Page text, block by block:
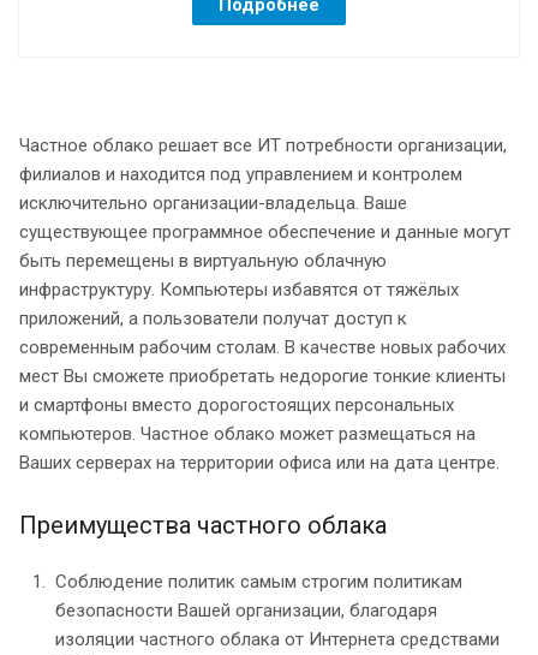
Подробнее
Частное облако решает все ИТ потребности организации,
филиалов и находится под управлением и контролем
исключительно организации-владельца. Ваше
существующее программное обеспечение и данные могут
быть перемещены в виртуальную облачную
инфраструктуру. Компьютеры избавятся от тяжёлых
приложений, а пользователи получат доступ к
современным рабочим столам. В качестве новых рабочих
мест Вы сможете приобретать недорогие тонкие клиенты
и смартфоны вместо дорогостоящих персональных
компьютеров. Частное облако может размещаться на
Ваших серверах на территории офиса или на дата центре.
Преимущества частного облака
Соблюдение политик самым строгим политикам
безопасности Вашей организации, благодаря
изоляции частного облака от Интернета средствами